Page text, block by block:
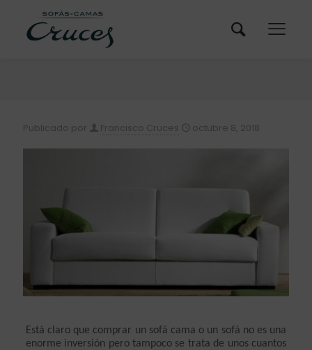
Publicado por Francisco Cruces octubre 8, 2018
Está claro que comprar un sofá cama o un sofá no es una
enorme inversión pero tampoco se trata de unos cuantos